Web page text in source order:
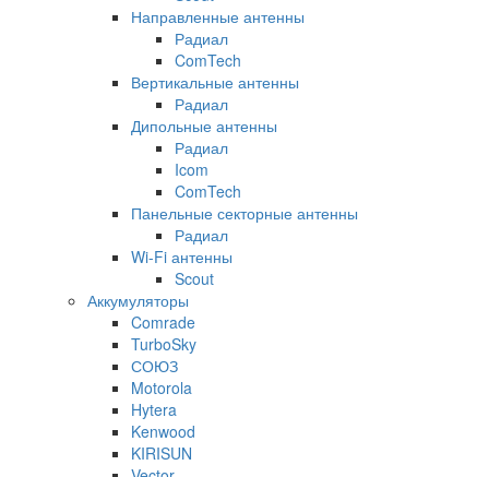
Направленные антенны
Радиал
ComTech
Вертикальные антенны
Радиал
Дипольные антенны
Радиал
Icom
ComTech
Панельные секторные антенны
Радиал
Wi-Fi антенны
Scout
Аккумуляторы
Comrade
TurboSky
СОЮЗ
Motorola
Hytera
Kenwood
KIRISUN